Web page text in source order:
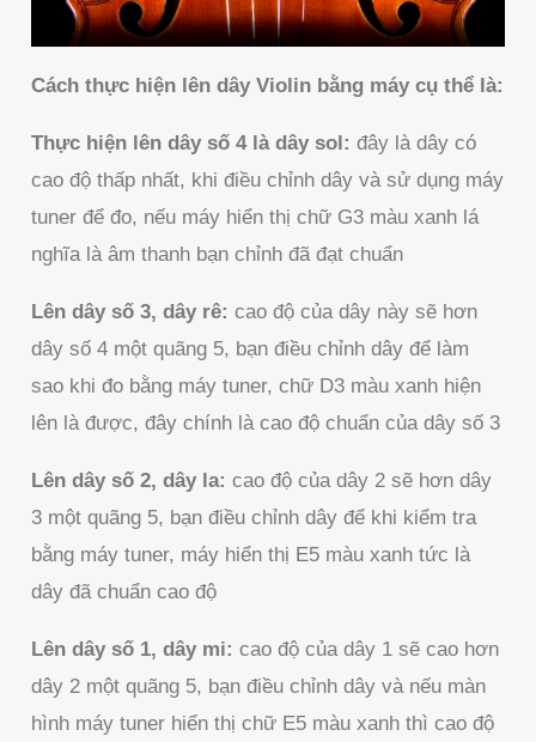
Cách thực hiện lên dây Violin bằng máy cụ thể là:
Thực hiện lên dây số 4 là dây sol: đây là dây có
cao độ thấp nhất, khi điều chỉnh dây và sử dụng máy
tuner để đo, nếu máy hiển thị chữ G3 màu xanh lá
nghĩa là âm thanh bạn chỉnh đã đạt chuẩn
Lên dây số 3, dây rê: cao độ của dây này sẽ hơn
dây số 4 một quãng 5, bạn điều chỉnh dây để làm
sao khi đo bằng máy tuner, chữ D3 màu xanh hiện
lên là được, đây chính là cao độ chuẩn của dây số 3
Lên dây số 2, dây la: cao độ của dây 2 sẽ hơn dây
3 một quãng 5, bạn điều chỉnh dây để khi kiểm tra
bằng máy tuner, máy hiển thị E5 màu xanh tức là
dây đã chuẩn cao độ
Lên dây số 1, dây mi: cao độ của dây 1 sẽ cao hơn
dây 2 một quãng 5, bạn điều chỉnh dây và nếu màn
hình máy tuner hiển thị chữ E5 màu xanh thì cao độ